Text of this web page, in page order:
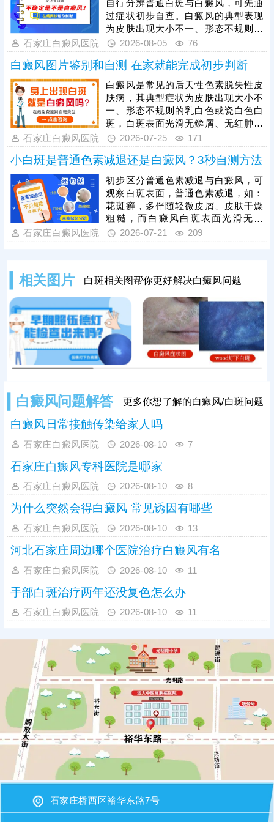
灯、皮肤ct等科学检查可更准确诊
断。若确诊为白癜风，需抓住发病初
期黄金治疗时期，此时黑色素细胞损
伤较轻，治疗难度更低、恢复效果更
好。
自行分辨普通白斑与白癜风，可先通
过症状初步自查。白癜风的典型表现
为皮肤出现大小不一、形态不规则的
白色斑块，白斑表面光滑无鳞屑、无
红肿瘙痒感，边界清晰，会随时间逐
渐扩散，可出现在身体任何部位，单
纯肉眼判断存在误差，想要准确确
诊，需依托科学仪器检查。一旦确诊
白癜风，需及时就医治疗，切勿拖延
病情，避免白斑大面积扩散、增加治
疗难度。同时白癜风属于慢性皮肤疾
病，治疗周期较长，患者需坚持规范
治疗。
石家庄白癜风医院 2026-08-05 76
白癜风图片鉴别和自测 在家就能完成初步判断
白癜风是常见的后天性色素脱失性皮
肤病，其典型症状为皮肤出现大小不
一、形态不规则的乳白色或瓷白色白
斑，白斑表面光滑无鳞屑、无红肿瘙
痒，可出现在全身任意部位，且白斑
会随病情发展逐渐扩散、融合。想要
明确病情，需通过伍德灯、皮肤ct等
科学检查，准确判定色素脱失程度与
病灶情况。白癜风危害极大，该病越
早治疗预后越好，发现疑似白斑症状
需及时就医，结合自身病情、体质制
定个性化对症治疗方案，避免拖延加
重病情、增加治疗难度。
石家庄白癜风医院 2026-07-25 171
小白斑是普通色素减退还是白癜风？3秒自测方法
初步区分普通色素减退与白癜风，可
观察白斑表面，普通色素减退，如：
花斑癣，多伴随轻微皮屑、皮肤干燥
粗糙，而白癜风白斑表面光滑无鳞
屑、无萎缩，触感与正常皮肤一致，
互融合。最后做按压测试，轻压白斑
部位，普通色素减退斑像贫血痣，按
压时患处不发红，周围皮肤泛红，白
癜风白斑受压后易出现发红情况。想
要明确病情，可及时做科学检查。
石家庄白癜风医院 2026-07-21 209
相关图片 白斑相关图帮你更好解决白癜风问题
白癜风问题解答 更多你想了解的白癜风/白斑问题
白癜风日常接触传染给家人吗
石家庄白癜风医院 2026-08-10 7
石家庄白癜风专科医院是哪家
石家庄白癜风医院 2026-08-10 8
为什么突然会得白癜风 常见诱因有哪些
石家庄白癜风医院 2026-08-10 13
河北石家庄周边哪个医院治疗白癜风有名
石家庄白癜风医院 2026-08-10 11
手部白斑治疗两年还没复色怎么办
石家庄白癜风医院 2026-08-10 11
石家庄桥西区裕华东路7号